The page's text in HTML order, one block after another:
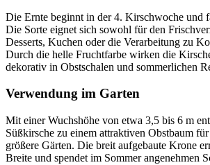
Die Ernte beginnt in der 4. Kirschwoche und
Die Sorte eignet sich sowohl für den
Desserts, Kuchen oder die Verarbeitung zu
Durch die helle Fruchtfarbe wirken die
dekorativ in Obstschalen und sommerlichen
Verwendung im Garten
Mit einer Wuchshöhe von etwa 3,5 bis 6 m
Süßkirsche zu einem attraktiven Obstbaum
größere Gärten. Die breit aufgebaute Krone
Breite und spendet im Sommer angenehmen